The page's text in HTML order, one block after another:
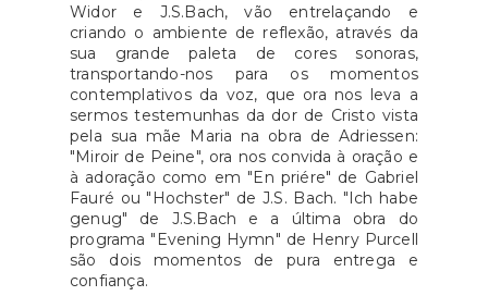
Widor e J.S.Bach, vão entrelaçando e
criando o ambiente de reflexão, através da
sua grande paleta de cores sonoras,
transportando-nos para os momentos
contemplativos da voz, que ora nos leva a
sermos testemunhas da dor de Cristo vista
pela sua mãe Maria na obra de Adriessen:
"Miroir de Peine", ora nos convida à oração e
à adoração como em "En priére" de Gabriel
Fauré ou "Hochster" de J.S. Bach. "Ich habe
genug" de J.S.Bach e a última obra do
programa "Evening Hymn" de Henry Purcell
são dois momentos de pura entrega e
confiança.